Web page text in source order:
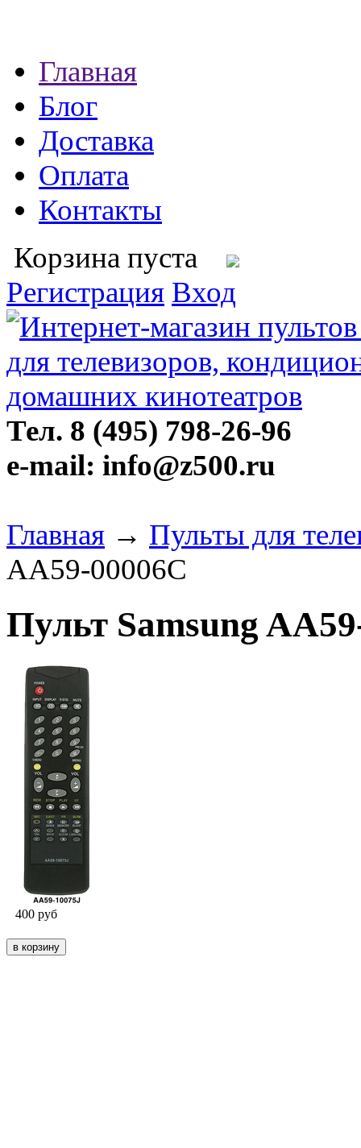
Главная
Блог
Доставка
Оплата
Контакты
Корзина пуста
Регистрация Вход
Тел. 8 (495) 798-26-96
e-mail: info@z500.ru
Главная → Пульты для
AA59-00006C
Пульт Samsung
400 руб